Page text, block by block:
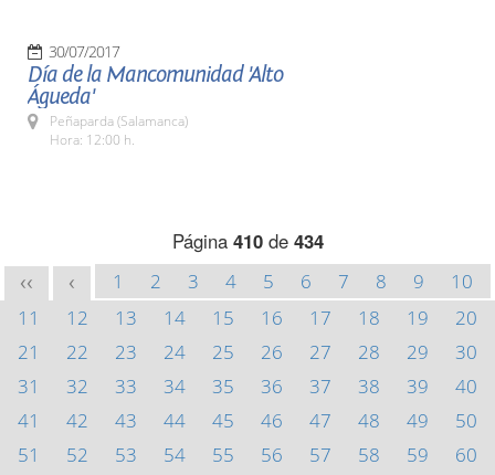
30/07/2017
Día de la Mancomunidad 'Alto
Águeda'
Peñaparda (Salamanca)
Hora: 12:00 h.
Página 410de 434
<< < 1 2 3 4 5 6 7 8 9
10
11
12 13 14 15 16 17 18 19
20
21
22 23 24 25 26 27 28 29
30
31
32 33 34 35 36 37 38 39
40
41
42 43 44 45 46 47 48 49
50
51
52 53 54 55 56 57 58 59
60